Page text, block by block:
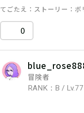
てごたえ ストーリー ボ
0
冒険者
RANK：B / Lv.77